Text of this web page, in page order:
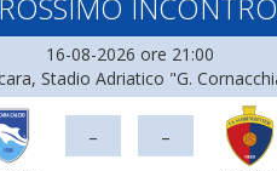
16-08-2026 ore 21:00
Stadio Adriatico "G.
- -